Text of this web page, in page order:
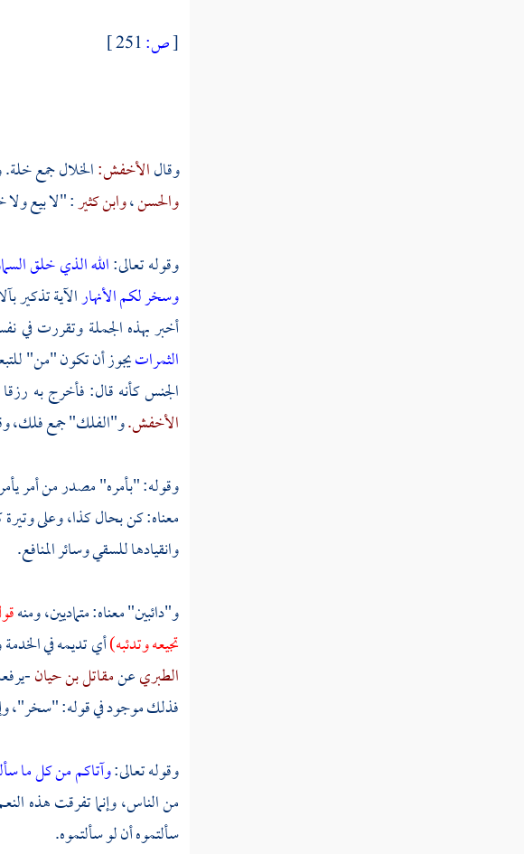
[ص:
وقالالأخفش:الخلال جمع
والحسن،وابن كثير: "لا بيع ولا
وقوله تعالى:الله الذي خلق
وسخر لكم الأنهارالآية تذكير
أخبر بهذه الجملة وتقررت في
الثمراتيجوز أن تكون "من"
الجنس كأنه قال: فأخرج به
الأخفش.و"الفلك" جمع فلك،
وقوله: "بأمره" مصدر من أمر
معناه: كن بحال كذا، وعلى
وانقيادها للسقي وسائر المنافع.
و"دائبين" معناه: متماديين، ومنه
تجيعه وتدئبه)أي تديمه في
الطبريعنمقاتل بن حيان-
فذلك موجود في قوله: "سخر"، وإن
وقوله تعالى:وآتاكم من كل ما
من الناس، وإنما تفرقت هذه
سألتموه أن لو سألتموه.